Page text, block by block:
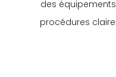
des
procédures